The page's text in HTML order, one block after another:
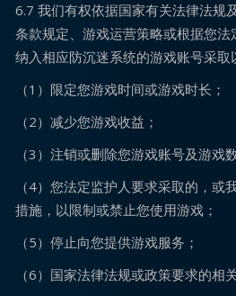
6.7 我们有权依据国家有关法律法规
条款规定、游戏运营策略或根据您
纳入相应防沉迷系统的游戏账号采取
（1）限定您游戏时间或游戏时长；
（2）减少您游戏收益；
（3）注销或删除您游戏账号及游戏
（4）您法定监护人要求采取的，或
措施，以限制或禁止您使用游戏；
（5）停止向您提供游戏服务；
（6）国家法律法规或政策要求的相关